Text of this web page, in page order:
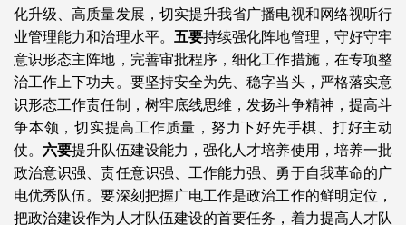
化升级、高质量发展，切实提升我省广播电视和网络视听行
业管理能力和治理水平。 五要持续强化阵地管理，守好守牢
意识形态主阵地，完善审批程序，细化工作措施，在专项整
治工作上下功夫。要坚持安全为先、稳字当头，严格落实意
识形态工作责任制，树牢底线思维，发扬斗争精神，提高斗
争本领，切实提高工作质量，努力下好先手棋、打好主动
仗。六要提升队伍建设能力，强化人才培养使用，培养一批
政治意识强、责任意识强、工作能力强、勇于自我革命的广
电优秀队伍。要深刻把握广电工作是政治工作的鲜明定位，
把政治建设作为人才队伍建设的首要任务，着力提高人才队